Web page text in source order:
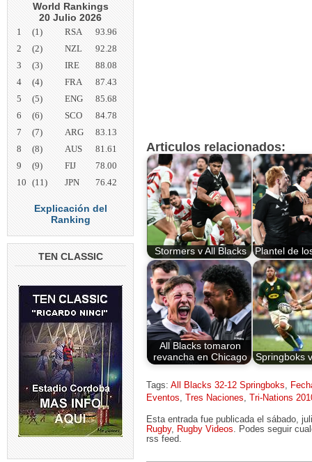
World Rankings
20 Julio 2026
1 (1) RSA
93.96
2
(2) NZL
92.28
3
(3) IRE
88.08
4
(4) FRA
87.43
5
(5) ENG
85.68
6
(6) SCO
84.78
7
(7) ARG
83.13
8
(8) AUS
81.61
9
(9) FIJ
78.00
10 (11) JPN 76.42
Explicación del
Ranking
TEN CLASSIC
Articulos relacionados:
Stormers v All Blacks Plantel de
All Blacks tomaron
revancha en Chicago
Springboks
Tags: All Blacks 32-12 Springboks,
Eventos, Tres Naciones, Tri-Nations
Esta entrada fue publicada el sábado,
Rugby, Rugby Videos. Podes seguir
rss feed.